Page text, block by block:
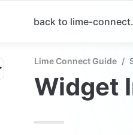
back to lime-
Lime Connect Guide /
Widget